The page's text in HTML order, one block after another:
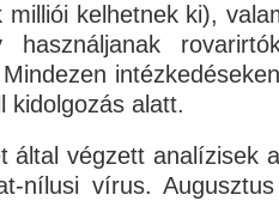
milliói kelhetnek ki),
használjanak
kidolgozás alatt.
által végzett analízisek
nílusi vírus.